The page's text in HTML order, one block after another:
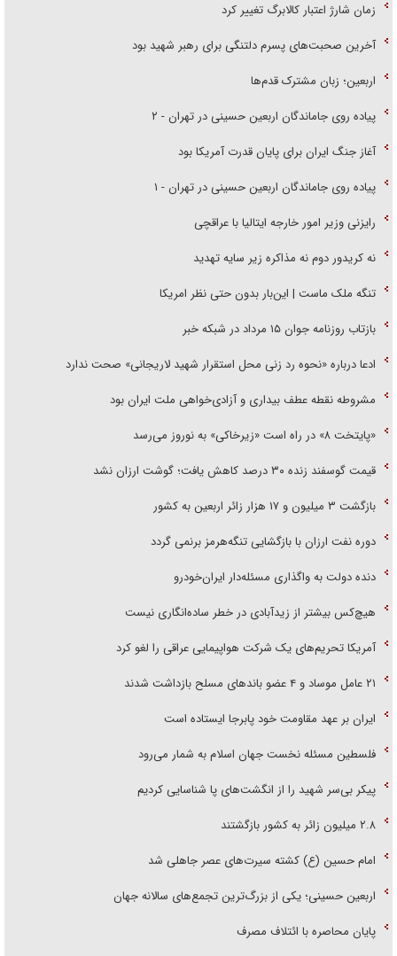
زمان شارژ اعتبار کالابرگ تغییر کرد
آخرین صحبت‌های پسرم دلتنگی برای رهبر شهید بود
اربعین؛ زبان مشترک قدم‌ها
پیاده روی جاماندگان اربعین حسینی در تهران - ۲
آغاز جنگ ایران برای پایان قدرت آمریکا بود
پیاده روی جاماندگان اربعین حسینی در تهران - ۱
رایزنی وزیر امور خارجه ایتالیا با عراقچی
نه کریدور دوم نه مذاکره زیر سایه تهدید
تنگه ملک ماست | این‌بار بدون حتی نظر امریکا
بازتاب روزنامه جوان ۱۵ مرداد در شبکه خبر
ادعا درباره «نحوه رد زنی محل استقرار شهید لاریجانی» صحت ندارد
مشروطه نقطه عطف بیداری و آزادی‌خواهی ملت ایران بود
«پایتخت ۸» در راه است «زیرخاکی» به نوروز می‌رسد
قیمت گوسفند زنده ۳۰ درصد کاهش یافت؛ گوشت ارزان نشد
بازگشت ۳ میلیون و ۱۷ هزار زائر اربعین به کشور
دوره نفت ارزان با بازگشایی تنگه‌هرمز برنمی گردد
دنده دولت به واگذاری مسئله‌دار ایران‌خودرو
هیچ‌کس بیشتر از زیدآبادی در خطر ساده‌انگاری نیست
آمریکا تحریم‌های یک شرکت هواپیمایی عراقی را لغو کرد
۲۱ عامل موساد و ۴ عضو باند‌های مسلح بازداشت شدند
ایران بر عهد مقاومت خود پابرجا ایستاده است
فلسطین مسئله نخست جهان اسلام به شمار می‌رود
پیکر بی‌سر شهید را از انگشت‌های پا شناسایی کردیم
۲.۸ میلیون زائر به کشور بازگشتند
امام حسین (ع) کشته سیرت‌های عصر جاهلی شد
اربعین حسینی؛ یکی از بزرگ‌ترین تجمع‌های سالانه جهان
پایان محاصره با ائتلاف مصرف